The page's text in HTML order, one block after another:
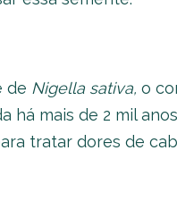
de Nigella sativa, o
há mais de 2 mil
tratar dores de